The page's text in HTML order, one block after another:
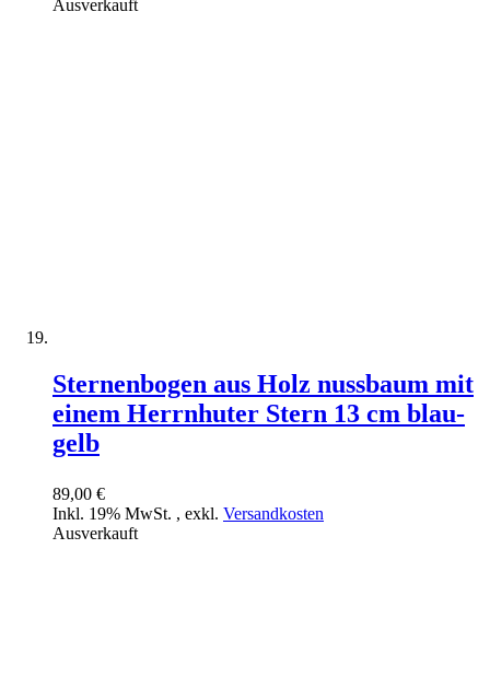
Ausverkauft
Sternenbogen aus Holz nussbaum mit
einem Herrnhuter Stern 13 cm blau-
gelb
89,00 €
Inkl. 19% MwSt. , exkl. Versandkosten
Ausverkauft